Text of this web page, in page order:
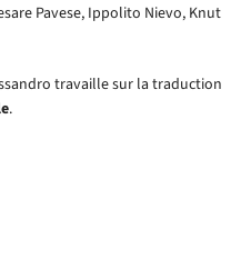
Pavese, Ippolito Nievo, Knut
travaille sur la traduction
.